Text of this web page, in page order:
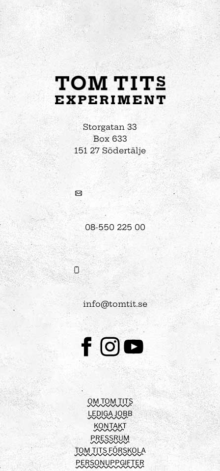
Storgatan 33
Box 633
151 27 Södertälje
08-550 225 00
info@tomtit.se
FacebookInstagram
Youtube
OM TOM TITS
LEDIGA JOBB
KONTAKT
PRESSRUM
TOM TITS FÖRSKOLA
PERSONUPPGIFTER